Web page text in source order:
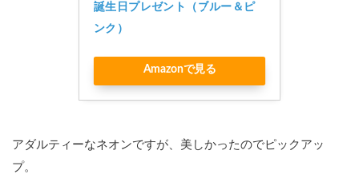
誕生日プレゼント（ブルー＆ピ
ンク）
Amazonで見る
アダルティーなネオンですが、美しかったのでピックアッ
プ。